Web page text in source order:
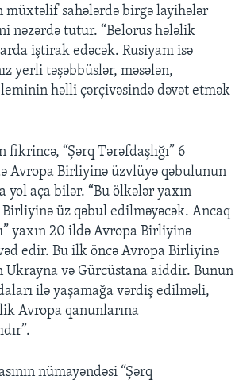
müxtəlif sahələrdə birgə layihələr
nəzərdə tutur. “Belorus hələlik
iştirak edəcək. Rusiyanı isə
yerli təşəbbüslər, məsələn,
həlli çərçivəsində dəvət etmək
fikrincə, “Şərq Tərəfdaşlığı” 6
Avropa Birliyinə üzvlüyə qəbulunun
yol aça bilər. “Bu ölkələr yaxın
üz qəbul edilməyəcək. Ancaq
yaxın 20 ildə Avropa Birliyinə
edir. Bu ilk öncə Avropa Birliyinə
Ukrayna və Gürcüstana aiddir. Bunun
ilə yaşamağa vərdiş edilməli,
Avropa qanunlarına
nümayəndəsi “Şərq